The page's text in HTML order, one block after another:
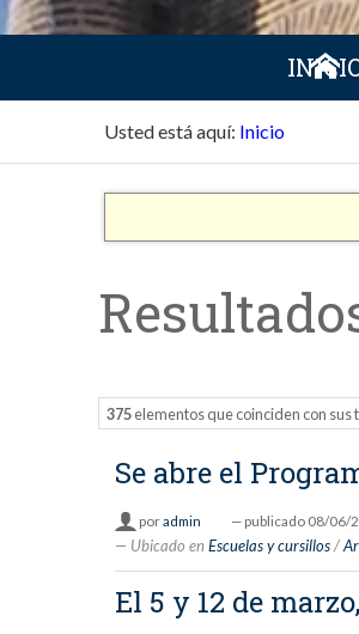
Usted está aquí: Inicio
375elementos que coinciden con
Se abre el
poradmin — publicado08/06/
Ubicado en Escuelas y cursillos /
El 5 y 12 de